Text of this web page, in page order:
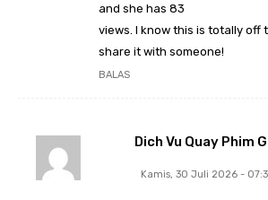
and she has 83
views. I know this is totally off
share it with someone!
BALAS
Dich Vu Quay Phim
Kamis, 30 Juli 2026 -